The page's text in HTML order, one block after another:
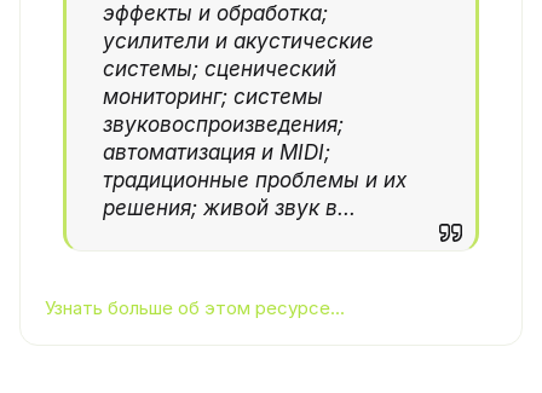
эффекты и обработка;
усилители и акустические
системы; сценический
мониторинг; системы
звуковоспроизведения;
автоматизация и MIDI;
традиционные проблемы и их
решения; живой звук в...
Узнать больше об этом ресурсе...